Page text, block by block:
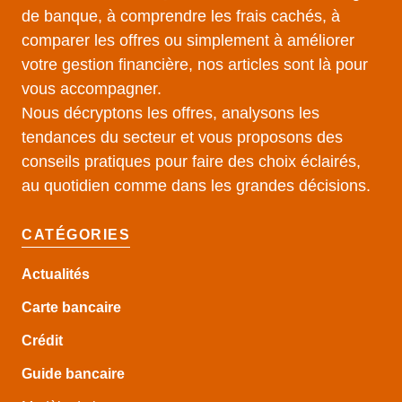
de banque, à comprendre les frais cachés, à
comparer les offres ou simplement à améliorer
votre gestion financière, nos articles sont là pour
vous accompagner.
Nous décryptons les offres, analysons les
tendances du secteur et vous proposons des
conseils pratiques pour faire des choix éclairés,
au quotidien comme dans les grandes décisions.
CATÉGORIES
Actualités
Carte bancaire
Crédit
Guide bancaire